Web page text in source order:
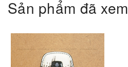
Sản phẩm đã xem